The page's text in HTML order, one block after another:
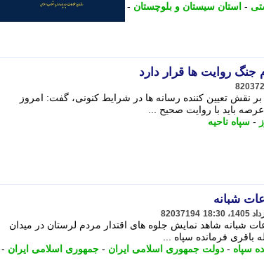
- استان سیستان و بلوچستان -
روایت ها قرار دارد
نقش تعیین کننده رسانه ها در شرایط کنونی، گفت: امروز
باید با روایت صحیح ...
- سپاه ناحیه
شبانه
82037194
شبانه شاهد نمایش جلوه های اقتدار مردم لرستان در میدان
فرمانده سپاه ...
سپاه - دولت جمهوری اسلامی ایران - جمهوری اسلامی ایران -